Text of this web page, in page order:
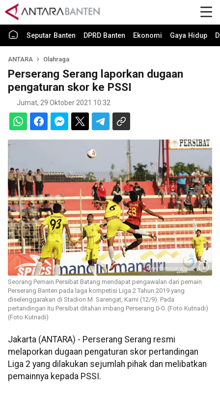
Seputar Banten DPRD Banten Ekonomi Gaya Hidup
ANTARA Olahraga
Perserang Serang laporkan dugaan
pengaturan skor ke PSSI
Jumat, 29 Oktober 2021 10:32
Seorang Pemain Persibat Batang mendapat pengawalan dari pemain
Perserang Banten pada laga kompetisi Liga 2 Tahun 2019 yang
diselenggarakan di Stadion M. Sarengat, Kami (12/9). Pada
pertandingan itu Persibat ditahan imbang Perserang 0-0. (Foto Kutnadi)
(Foto Kutnadi)
Jakarta (ANTARA) - Perserang Serang resmi
melaporkan dugaan pengaturan skor pertandingan
Liga 2 yang dilakukan sejumlah pihak dan melibatkan
pemainnya kepada PSSI.